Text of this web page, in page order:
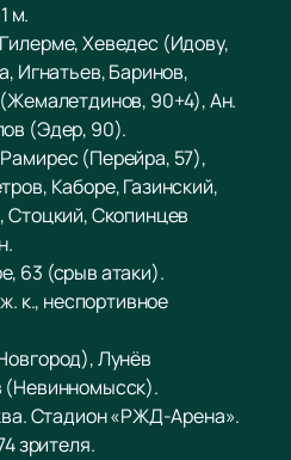
м.
Хеведес (Идову,
Игнатьев, Баринов,
90+4), Ан.
(Эдер, 90).
(Перейра, 57),
Каборе, Газинский,
Скопинцев
63 (срыв атаки).
к., неспортивное
Лунёв
(Невинномысск).
Стадион «РЖД-Арена».
зрителя.